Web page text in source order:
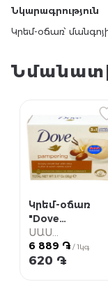
Նկարագրություն
Կրեմ-օճառ՝ մանգոյի
Կրեմ-օճառ
"Dove
Pampering"
90գ
ՍԱՍ
Սուպերմարկետ
6 889 ֏ / 1կգ
620 ֏